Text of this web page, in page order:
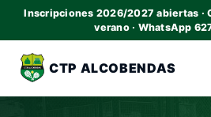
Inscripciones 2026/2027 abiertas ·
verano · WhatsApp
CTP ALCOBENDAS